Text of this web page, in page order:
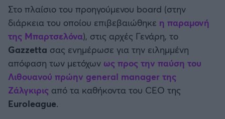
Καλαμάτα
Ηρακλής
Μπαρτσελόνα
Ρεάλ Μαδρίτης
Στο πλαίσιο του προηγούμενου board (στην
διάρκεια του οποίου επιβεβαιώθηκε η παραμονή
της Μπαρτσελόνα), στις αρχές Γενάρη, το
Gazzetta σας ενημέρωσε για την ειλημμένη
απόφαση των μετόχων ως προς την παύση του
Λιθουανού πρώην general manager της
Ζάλγκιρις από τα καθήκοντα του CEO της
Euroleague.